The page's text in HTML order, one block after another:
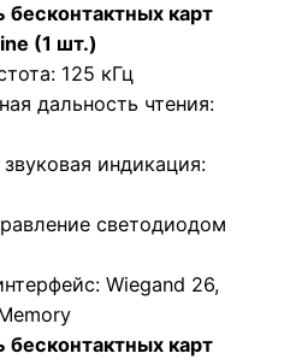
бесконтактных карт
(1 шт.)
125 кГц
дальность чтения:
индикация:
светодиодом
Wiegand 26,
бесконтактных карт